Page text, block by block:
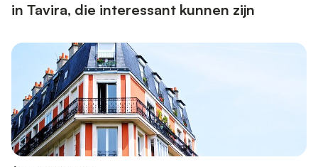
in Tavira, die interessant kunnen zijn